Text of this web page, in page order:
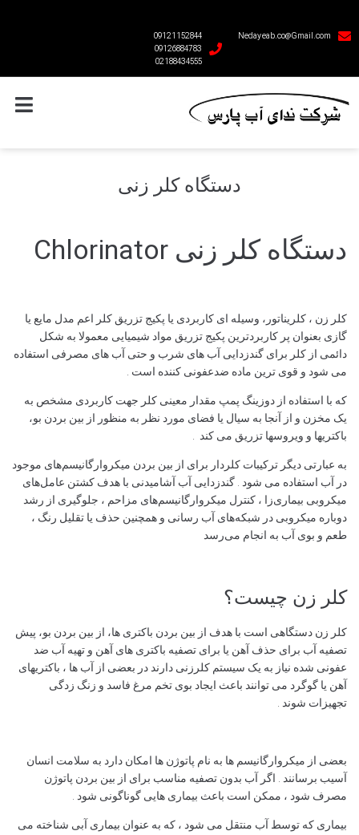
Nedayeab.co@Gmail.com
09121152844
09126884783
02188434555
دستگاه کلر زنی
دستگاه کلر زنی Chlorinator
کلر زن ، کلریناتور، وسیله ای کاربردی یا پکیج تزریق کلر اعم مدل مایع یا
گازی بعنوان پر کاربردترین پکیج تزریق مواد شیمیایی معمولا به شکل
دائمی از کلر برای گندزدایی آب های شرب و حتی آب های مصرفی استفاده
می شود و قوی ترین ماده ضدعفونی کننده است .
که با استفاده از دوزینگ پمپ مقدار معینی کلر جهت کاربردی مشخص به
یک مخزن و از آنجا به سیال یا فضای مورد نظر به منظور از بین بردن بو،
باکتریها و ویروسها تزریق می کند .
به عبارتی دیگر ترکیبات کلردار برای از بین بردن میکروارگانیسم‌های موجود
در آب استفاده می شود . گندزدایی آب آشامیدنی با هدف کشتن عامل‌های
میکروبی بیماری‌زا ، کنترل میکروارگانیسم‌های مزاحم ، جلوگیری از رشد
دوباره میکروبی در شبکه‌های آب‌ رسانی و همچنین حذف یا تقلیل رنگ ،
طعم و بوی آب به انجام می‌رسد
کلر زن چیست؟
کلر زن دستگاهی است با هدف از بین بردن باکتری ها، از بین بردن بو، پیش
تصفیه آب برای حذف آهن یا برای تصفیه باکتری های آهن و تهیه آب ضد
عفونی شده نیاز به یک سیستم کلرزنی دارند در بعضی از آب ها ، باکتریهای
آهن یا گوگرد می توانند باعث ایجاد بوی تخم مرغ فاسد و زنگ زدگی
تجهیزات شوند .
بعضی از میکروارگانیسم ها به نام پاتوژن ها امکان دارد به سلامت انسان
آسیب برسانند . اگر آب بدون تصفیه مناسب برای از بین بردن پاتوژن
مصرف شود ، ممکن است باعث بیماری هایی گوناگونی شود .
بیماری که توسط آب منتقل می شود ، که به عنوان بیماری آبی شناخته می